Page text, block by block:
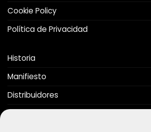
Cookie Policy
Política de Privacidad
Historia
Manifiesto
Distribuidores